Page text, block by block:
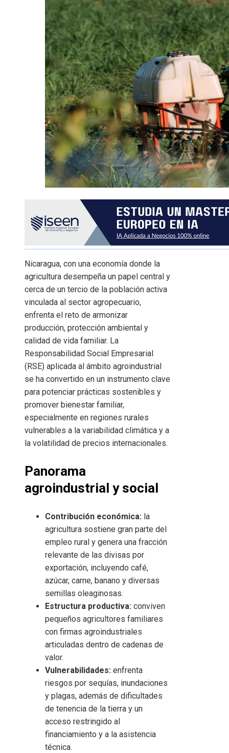
Nicaragua, con una economía donde la
agricultura desempeña un papel central y
cerca de un tercio de la población activa
vinculada al sector agropecuario,
enfrenta el reto de armonizar
producción, protección ambiental y
calidad de vida familiar. La
Responsabilidad Social Empresarial
(RSE) aplicada al ámbito agroindustrial
se ha convertido en un instrumento clave
para potenciar prácticas sostenibles y
promover bienestar familiar,
especialmente en regiones rurales
vulnerables a la variabilidad climática y a
la volatilidad de precios internacionales.
Panorama
agroindustrial y social
Contribución económica: la
agricultura sostiene gran parte del
empleo rural y genera una fracción
relevante de las divisas por
exportación, incluyendo café,
azúcar, carne, banano y diversas
semillas oleaginosas.
Estructura productiva: conviven
pequeños agricultores familiares
con firmas agroindustriales
articuladas dentro de cadenas de
valor.
Vulnerabilidades: enfrenta
riesgos por sequías, inundaciones
y plagas, además de dificultades
de tenencia de la tierra y un
acceso restringido al
financiamiento y a la asistencia
técnica.